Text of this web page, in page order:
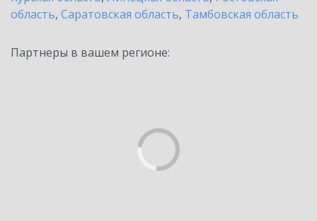
область, Саратовская область, Тамбовская область
Партнеры в вашем регионе: